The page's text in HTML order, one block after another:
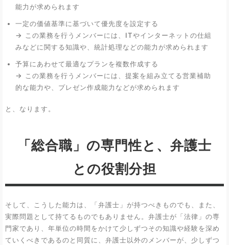
能力が求められます
一定の価値基準に基づいて優先度を設定する
→ この業務を行うメンバーには、ITやインターネットの仕組
みなどに関する知識や、統計処理などの能力が求められます
予算にあわせて最適なプランを複数作成する
→ この業務を行うメンバーには、提案を組み立てる営業補助
的な能力や、プレゼン作成能力などが求められます
と、なります。
「総合職」の専門性と、弁護士
との役割分担
そして、こうした能力は、「弁護士」が持つべきものでも、また、
実際問題として持てるものでもありません。弁護士が「法律」の専
門家であり、年単位の時間をかけて少しずつその知識や経験を深め
ていくべきであるのと同質に、弁護士以外のメンバーが、少しずつ